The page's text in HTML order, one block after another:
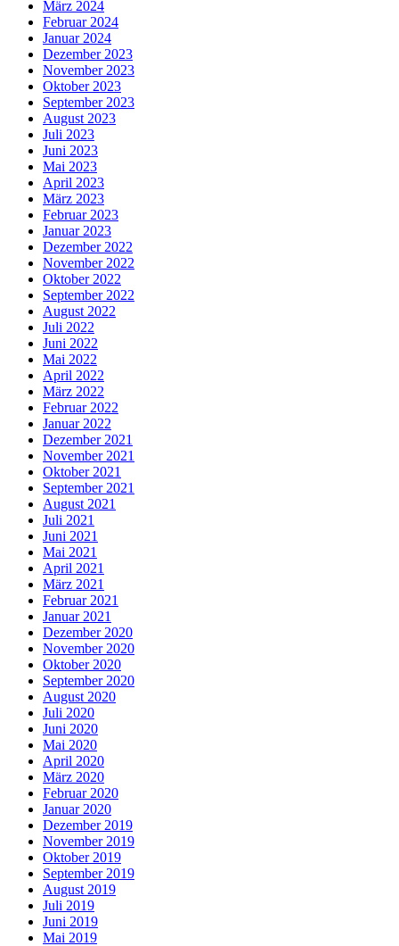
März 2024
Februar 2024
Januar 2024
Dezember 2023
November 2023
Oktober 2023
September 2023
August 2023
Juli 2023
Juni 2023
Mai 2023
April 2023
März 2023
Februar 2023
Januar 2023
Dezember 2022
November 2022
Oktober 2022
September 2022
August 2022
Juli 2022
Juni 2022
Mai 2022
April 2022
März 2022
Februar 2022
Januar 2022
Dezember 2021
November 2021
Oktober 2021
September 2021
August 2021
Juli 2021
Juni 2021
Mai 2021
April 2021
März 2021
Februar 2021
Januar 2021
Dezember 2020
November 2020
Oktober 2020
September 2020
August 2020
Juli 2020
Juni 2020
Mai 2020
April 2020
März 2020
Februar 2020
Januar 2020
Dezember 2019
November 2019
Oktober 2019
September 2019
August 2019
Juli 2019
Juni 2019
Mai 2019